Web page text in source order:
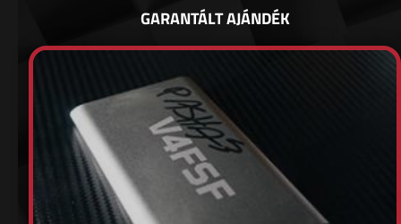
GARANTÁLT AJÁNDÉK